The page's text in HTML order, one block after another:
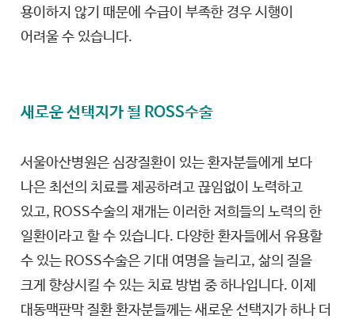
용이하지 않기 때문에 수급이 부족한 경우 시행이
어려울 수 있습니다.
새로운 선택지가 될 ROSS수술
서울아산병원은 심장질환이 있는 환자분들에게 보다
나은 최선의 치료를 제공하려고 끊임없이 노력하고
있고, ROSS수술의 재개는 이러한 저희들의 노력의 한
일환이라고 할 수 있습니다. 다양한 환자들에서 유용할
수 있는 ROSS수술은 기대 여명을 늘리고, 삶의 질을
크게 향상시킬 수 있는 치료 방법 중 하나입니다. 이제
대동맥판막 질환 환자분들께는 새로운 선택지가 하나 더